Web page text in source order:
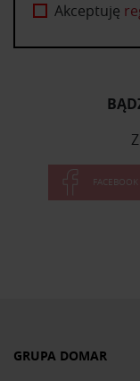
Akceptuję
FACEBOOK
GRUPA DOMAR